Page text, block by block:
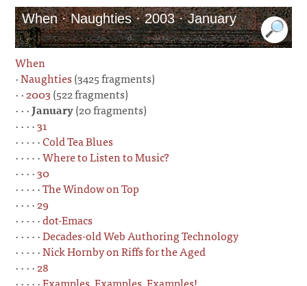
When · Naughties · 2003 · January
When
·Naughties(3425 fragments)
· ·2003(522 fragments)
· · ·January(20 fragments)
· · · ·31
· · · · ·Cold Tea Blues
· · · · ·Where to Listen to Music?
· · · ·30
· · · · ·The Window on Top
· · · ·29
· · · · ·dot-Emacs
· · · · ·Decades-old Web Authoring Technology
· · · · ·Nick Hornby on Riffs for the Aged
· · · ·28